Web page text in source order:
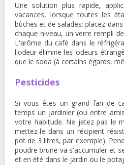
Une solution plus rapide,
vacances, lorsque toutes les
bûches et de salades: placez
chaque niveau, un verre rempli
L'arôme du café dans le
l'odeur élimine les odeurs
que le soda (à certains égards,
Pesticides
Si vous êtes un grand fan de
temps un jardinier (ou entre
votre habitude. Ne jetez pas le
mettez-le dans un récipient
pot de 3 litres, par exemple).
poudre brune va s'accumuler et
et en été dans le jardin ou le